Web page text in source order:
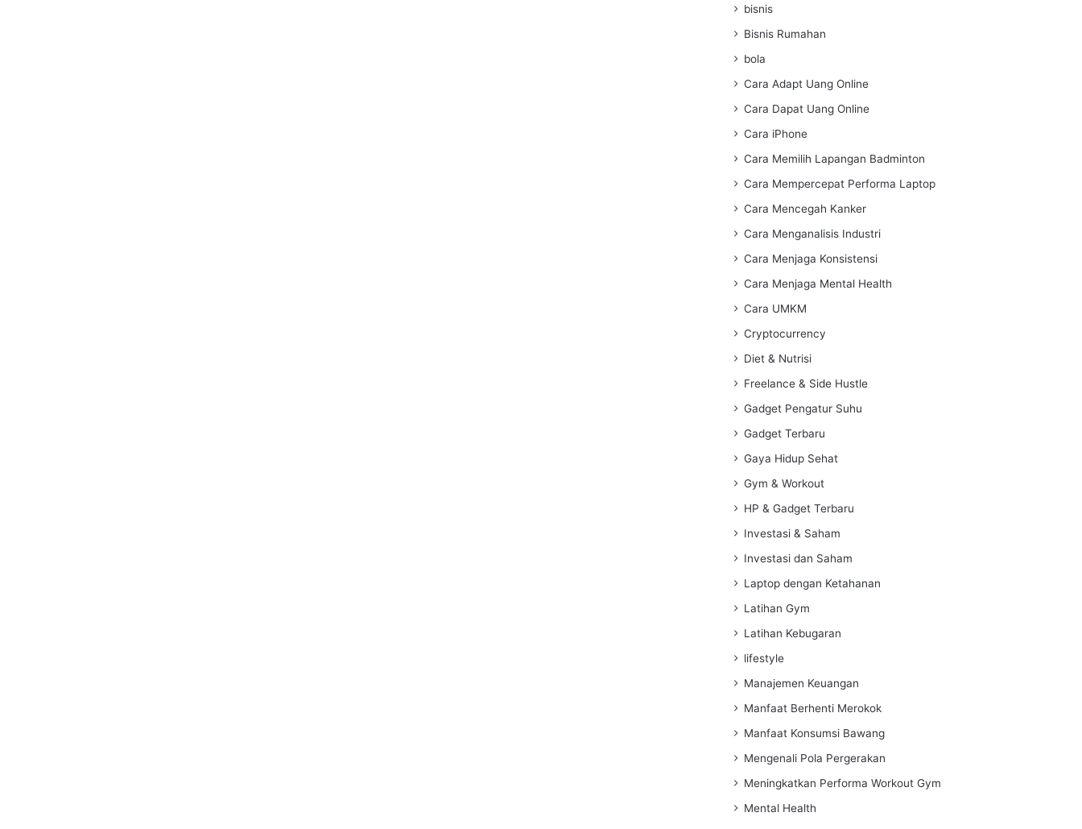
bisnis
Bisnis Rumahan
bola
Cara Adapt Uang Online
Cara Dapat Uang Online
Cara iPhone
Cara Memilih Lapangan Badminton
Cara Mempercepat Performa Laptop
Cara Mencegah Kanker
Cara Menganalisis Industri
Cara Menjaga Konsistensi
Cara Menjaga Mental Health
Cara UMKM
Cryptocurrency
Diet & Nutrisi
Freelance & Side Hustle
Gadget Pengatur Suhu
Gadget Terbaru
Gaya Hidup Sehat
Gym & Workout
HP & Gadget Terbaru
Investasi & Saham
Investasi dan Saham
Laptop dengan Ketahanan
Latihan Gym
Latihan Kebugaran
lifestyle
Manajemen Keuangan
Manfaat Berhenti Merokok
Manfaat Konsumsi Bawang
Mengenali Pola Pergerakan
Meningkatkan Performa Workout Gym
Mental Health